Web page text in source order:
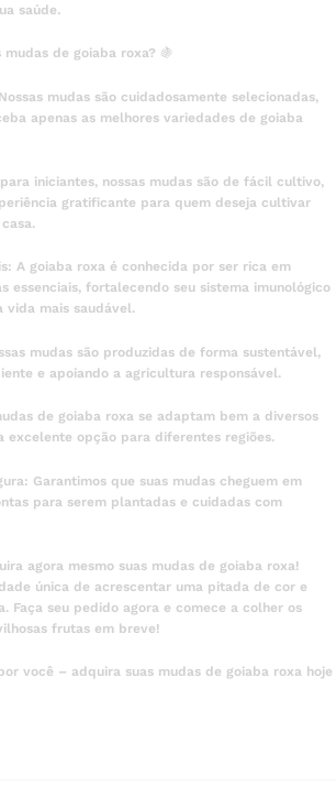
saúde.
de goiaba roxa? 🍇
mudas são cuidadosamente selecionadas,
apenas as melhores variedades de goiaba
iniciantes, nossas mudas são de fácil cultivo,
gratificante para quem deseja cultivar
A goiaba roxa é conhecida por ser rica em
essenciais, fortalecendo seu sistema imunológico
vida mais saudável.
mudas são produzidas de forma sustentável,
e apoiando a agricultura responsável.
de goiaba roxa se adaptam bem a diversos
excelente opção para diferentes regiões.
Garantimos que suas mudas cheguem em
para serem plantadas e cuidadas com
agora mesmo suas mudas de goiaba roxa!
única de acrescentar uma pitada de cor e
Faça seu pedido agora e comece a colher os
frutas em breve!
você – adquira suas mudas de goiaba roxa hoje